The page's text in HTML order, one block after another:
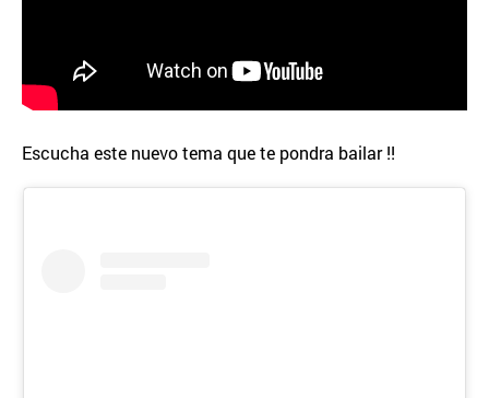
Escucha este nuevo tema que te pondra bailar !!